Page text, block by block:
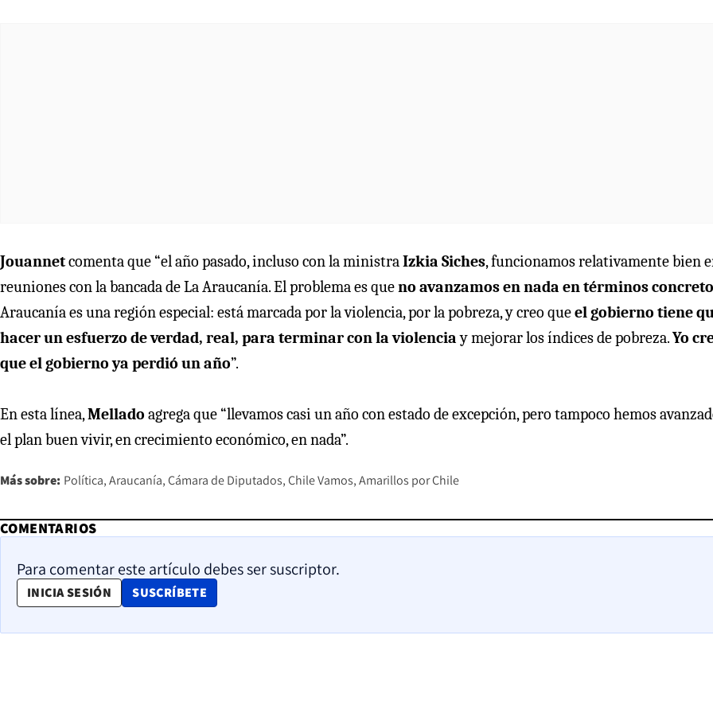
Jouannetcomenta que “el año pasado, incluso con la ministraIzkia Siches, funcionamos relativamente bien
reuniones con la bancada de La Araucanía. El problema es queno avanzamos en nada en términos
Araucanía es una región especial: está marcada por la violencia, por la pobreza, y creo queel gobierno tiene
hacer un esfuerzo de verdad, real, para terminar con la violenciay mejorar los índices de pobreza.Yo
que el gobierno ya perdió un año”.
En esta línea,Mellado agrega que “llevamos casi un año con estado de excepción, pero tampoco hemos
el plan buen vivir, en crecimiento económico, en nada”.
Más sobre: Política Araucanía Cámara de Diputados Chile Vamos Amarillos por Chile
COMENTARIOS
Para comentar este artículo debes ser suscriptor.
INICIA SESIÓN SUSCRÍBETE
OPENS IN NEW WINDOW